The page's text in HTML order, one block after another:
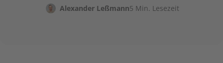
Alexander Leßmann5 Min. Lesezeit